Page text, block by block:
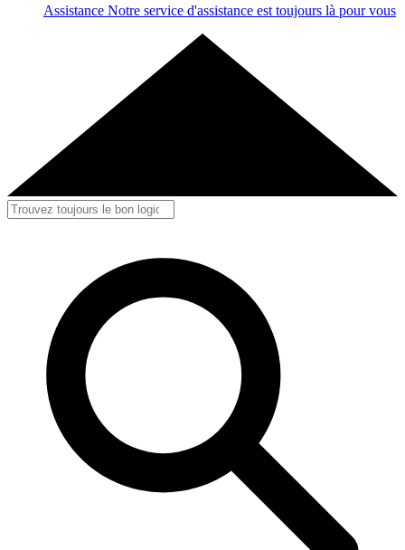
Assistance Notre service d'assistance est toujours là pour vous